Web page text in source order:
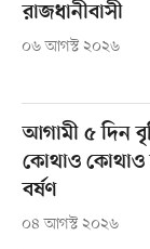
রাজধানীবাসী
০৬ আগস্ট ২০২৬
আগামী ৫ দিন
কোথাও কোথাও
বর্ষণ
০৪ আগস্ট ২০২৬